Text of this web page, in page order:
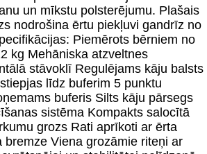
un mīkstu polsterējumu. Plašais
nodrošina ērtu piekļuvi gandrīz no
Piemērots bērniem no
kg Mehāniska atzveltnes
stāvoklī Regulējams kāju balsts
līdz buferim 5 punktu
buferis Silts kāju pārsegs
sistēma Kompakts salocītā
grozs Rati aprīkoti ar ērta
bremze Viena grozāmie riteņi ar